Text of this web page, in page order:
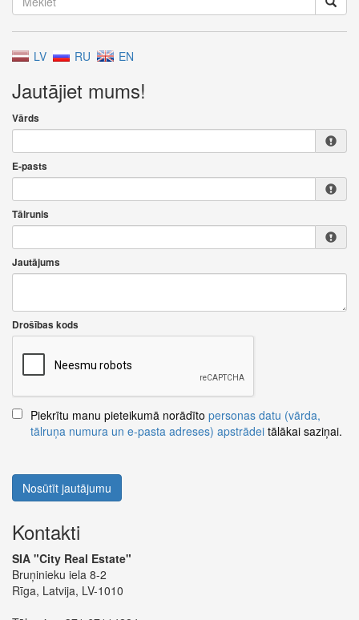
LV RU EN
Jautājiet mums!
Vārds
E-pasts
Tālrunis
Jautājums
Drošības kods
Piekrītu manu pieteikumā norādīto personas datu (vārda,
tālruņa numura un e-pasta adreses) apstrādei tālākai saziņai.
Nosūtīt jautājumu
Kontakti
SIA "City Real Estate"
Bruņinieku iela 8-2
Rīga, Latvija, LV-1010